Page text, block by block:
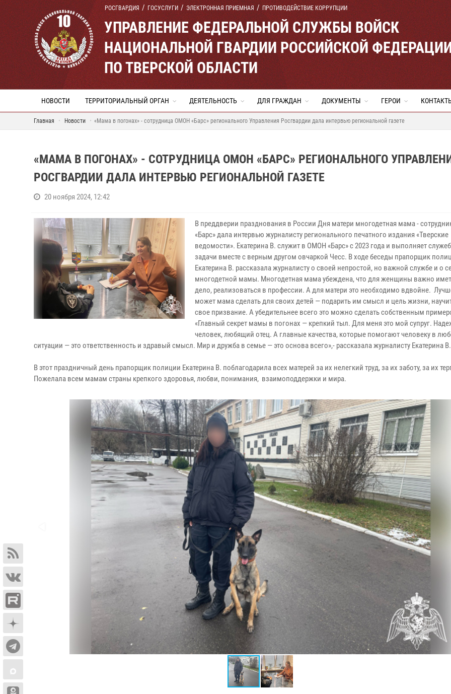
РОСГВАРДИЯ ГОСУСЛУГИ ЭЛЕКТРОННАЯ ПРИЕМНАЯ ПРОТИВОДЕЙСТВИЕ КОРРУПЦИИ
УПРАВЛЕНИЕ ФЕДЕРАЛЬНОЙ СЛУЖБЫ ВОЙСК
НАЦИОНАЛЬНОЙ ГВАРДИИ РОССИЙСКОЙ
ПО ТВЕРСКОЙ ОБЛАСТИ
НОВОСТИ ТЕРРИТОРИАЛЬНЫЙ ОРГАН ДЕЯТЕЛЬНОСТЬ ДЛЯ ГРАЖДАН ДОКУМЕНТЫ ГЕРОИ
Главная Новости «Мама в погонах» - сотрудница ОМОН «Барс» регионального Управления Росгвардии дала интервью региональной газете
«МАМА В ПОГОНАХ» - СОТРУДНИЦА ОМОН «БАРС» РЕГИОНАЛЬНОГО
РОСГВАРДИИ ДАЛА ИНТЕРВЬЮ РЕГИОНАЛЬНОЙ ГАЗЕТЕ
20 ноября 2024, 12:42
В преддверии празднования в России Дня матери многодетная мама -
«Барс» дала интервью журналисту регионального печатного издания «Тверские
ведомости». Екатерина В. служит в ОМОН «Барс» с 2023 года и выполняет
задачи вместе с верным другом овчаркой Чесс. В ходе беседы прапорщик
Екатерина В. рассказала журналисту о своей непростой, но важной службе и о
многодетной мамы. Многодетная мама убеждена, что для женщины важно
дело, реализоваться в профессии. А для матери это необходимо вдвойне.
может мама сделать для своих детей — подарить им смысл и цель жизни,
свое призвание. А убедительнее всего это можно сделать собственным
«Главный секрет мамы в погонах — крепкий тыл. Для меня это мой супруг.
человек, любящий отец. А главные качества, которые помогают человеку в
ситуации — это ответственность и здравый смысл. Мир и дружба в семье — это основа всего»,- рассказала журналисту Екатерина В.
В этот праздничный день прапорщик полиции Екатерина В. поблагодарила всех матерей за их нелегкий труд, за их заботу, за их
Пожелала всем мамам страны крепкого здоровья, любви, понимания, взаимоподдержки и мира.